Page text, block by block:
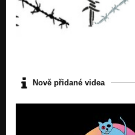
Nově přidané videa